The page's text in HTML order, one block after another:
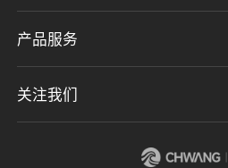
加入我们
隐私协议
联系我们
意见反馈
产品服务
CHWE全球跨境电商展
关注我们